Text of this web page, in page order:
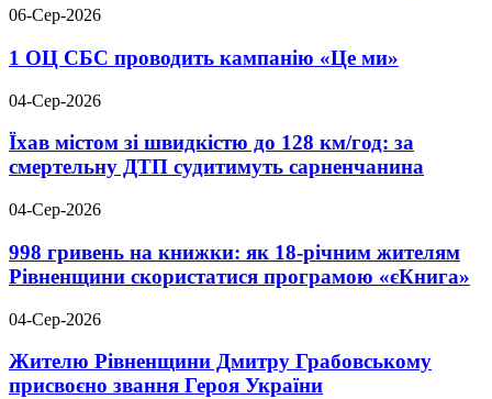
06-Сер-2026
1 ОЦ СБС проводить кампанію «Це ми»
04-Сер-2026
Їхав містом зі швидкістю до 128 км/год: за
смертельну ДТП судитимуть сарненчанина
04-Сер-2026
998 гривень на книжки: як 18-річним жителям
Рівненщини скористатися програмою «єКнига»
04-Сер-2026
Жителю Рівненщини Дмитру Грабовському
присвоєно звання Героя України